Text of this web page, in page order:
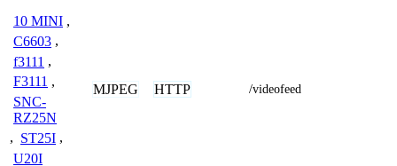
10 MINI ,
C6603 ,
f3111 ,
F3111 ,
SNC-
RZ25N
, ST25I ,
U20I
MJPEG HTTP /videofeed